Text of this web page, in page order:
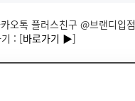
오톡 플러스친구 @브랜디입점
기 : [바로가기 ▶]